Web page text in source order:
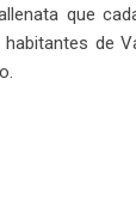
que
de